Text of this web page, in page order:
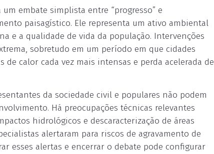
embate simplista entre “progresso” e
paisagístico. Ele representa um ativo ambiental
e a qualidade de vida da população. Intervenções
sobretudo em um período em que cidades
calor cada vez mais intensas e perda acelerada de
da sociedade civil e populares não podem
Há preocupações técnicas relevantes
hidrológicos e descaracterização de áreas
alertaram para riscos de agravamento de
esses alertas e encerrar o debate pode configurar